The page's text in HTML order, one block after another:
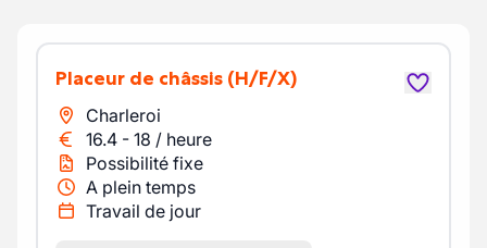
Placeur de châssis (H/F/X)
Charleroi
16.4 - 18 / heure
Possibilité fixe
A plein temps
Travail de jour